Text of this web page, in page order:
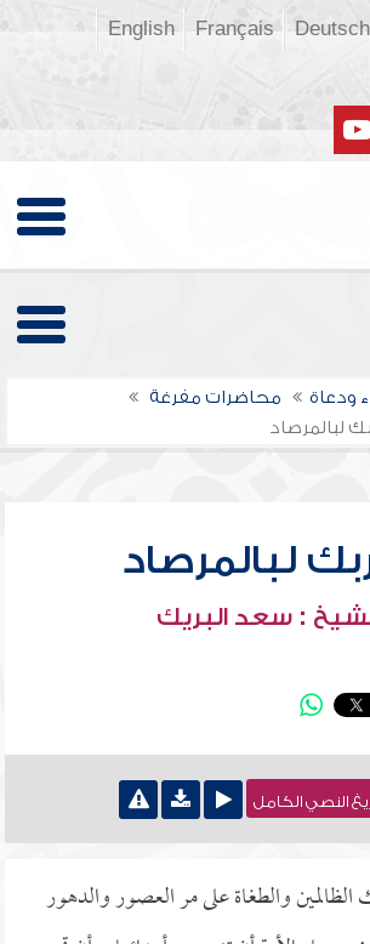
Deutsch
Français
English
ودعاة
محاضرات مفرغة
لبالمرصاد
لبالمرصاد
: سعد البريك
النصي الكامل
والطغاة على مر العصور والدهور